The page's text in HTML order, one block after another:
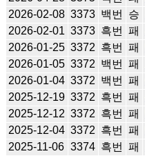
2026-02-08 3373 백번 승
2026-02-01 3373 흑번 패
2026-01-25 3372 흑번 패
2026-01-05 3372 백번 패
2026-01-04 3372 백번 패
2025-12-19 3372 흑번 패
2025-12-12 3372 흑번 패
2025-12-04 3372 흑번 패
2025-11-06 3374 흑번 패